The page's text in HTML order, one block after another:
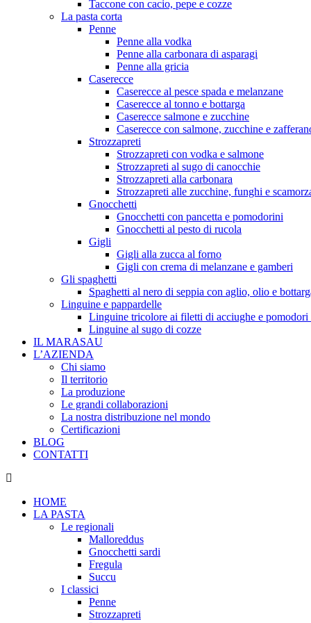
Taccone con cacio, pepe e cozze
La pasta corta
Penne
Penne alla vodka
Penne alla carbonara di asparagi
Penne alla gricia
Caserecce
Caserecce al pesce spada e melanzane
Caserecce al tonno e bottarga
Caserecce salmone e zucchine
Caserecce con salmone, zucchine e
Strozzapreti
Strozzapreti con vodka e salmone
Strozzapreti al sugo di canocchie
Strozzapreti alla carbonara
Strozzapreti alle zucchine, funghi e
Gnocchetti
Gnocchetti con pancetta e pomodorini
Gnocchetti al pesto di rucola
Gigli
Gigli alla zucca al forno
Gigli con crema di melanzane e gamberi
Gli spaghetti
Spaghetti al nero di seppia con aglio, olio e
Linguine e pappardelle
Linguine tricolore ai filetti di acciughe e pomodori
Linguine al sugo di cozze
IL MARASAU
L’AZIENDA
Chi siamo
Il territorio
La produzione
Le grandi collaborazioni
La nostra distribuzione nel mondo
Certificazioni
BLOG
CONTATTI
HOME
LA PASTA
Le regionali
Malloreddus
Gnocchetti sardi
Fregula
Succu
I classici
Penne
Strozzapreti